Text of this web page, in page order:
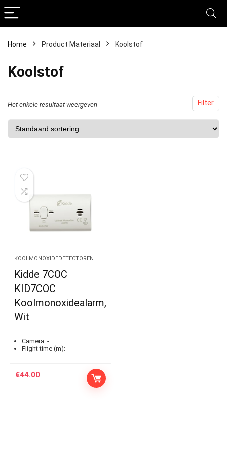
Home Product Materiaal ‎Koolstof
‎Koolstof
Filter
Het enkele resultaat weergeven
KOOLMONOXIDEDETECTOREN
Kidde 7COC
KID7COC
Koolmonoxidealarm,
Wit
Camera: -
Flight time (m): -
€44.00